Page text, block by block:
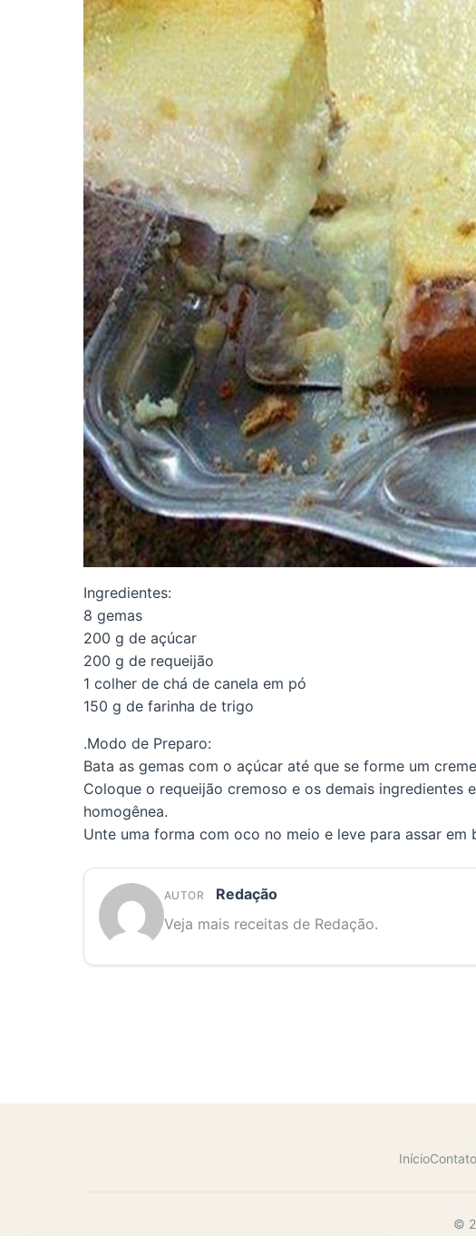
Ingredientes:
8 gemas
200 g de açúcar
200 g de requeijão
1 colher de chá de canela em pó
150 g de farinha de trigo
.Modo de Preparo:
Bata as gemas com o açúcar até que se forme um
Coloque o requeijão cremoso e os demais ingredientes
homogênea.
Unte uma forma com oco no meio e leve para assar
AUTOR
Redação
Veja mais receitas de Redação.
InícioContato
©